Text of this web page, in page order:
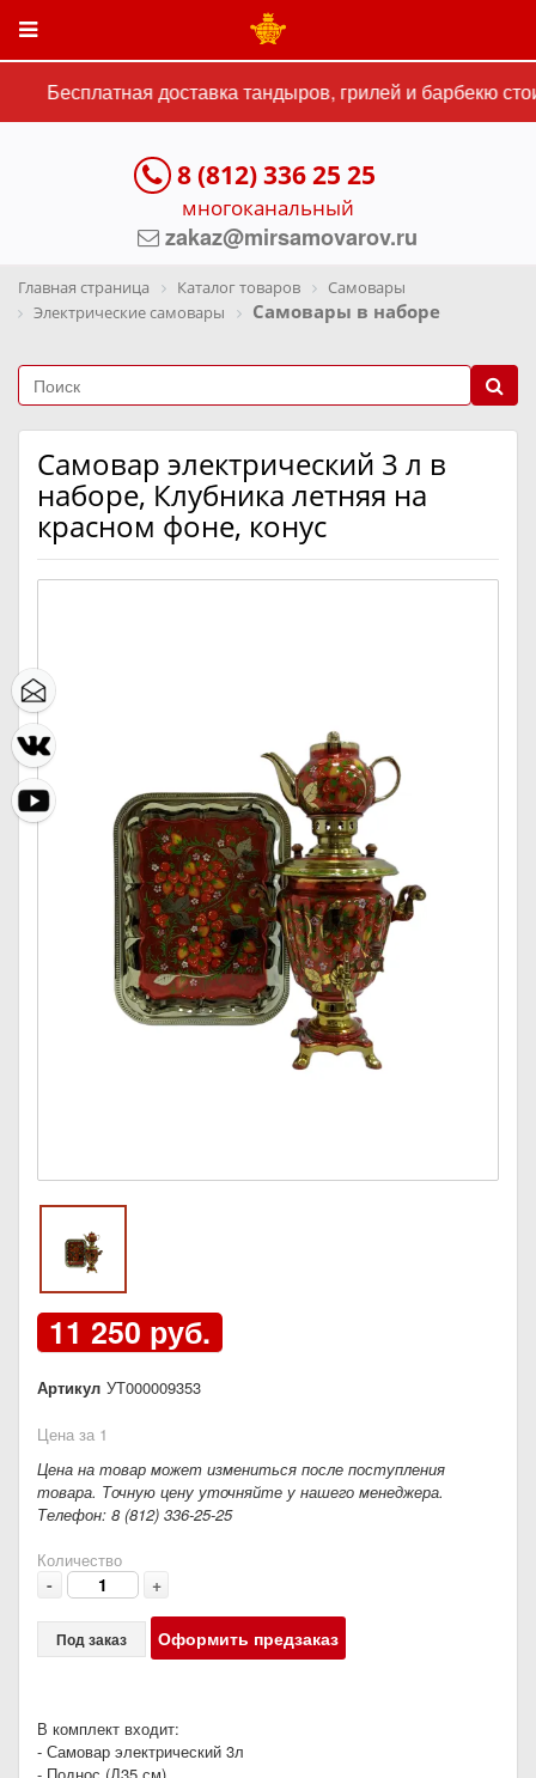
Бесплатная доставка тандыров, грилей и барбекю
8 (812) 336 25 25
многоканальный
zakaz@mirsamovarov.ru
Главная страница Каталог товаров
Самовары
Электрические самовары
Самовары в наборе
Самовар электрический 3 л в
наборе, Клубника летняя на
красном фоне, конус
11 250 руб.
Артикул УТ000009353
Цена за 1
Цена на товар может измениться после поступления
товара. Точную цену уточняйте у нашего менеджера.
Телефон: 8 (812) 336-25-25
Количество
- +
Под заказ Оформить предзаказ
В комплект входит:
- Самовар электрический 3л
- Поднос (Д35 см)